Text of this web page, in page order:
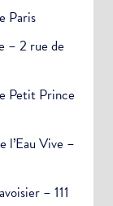
Paris
– 2 rue de
Petit Prince
l’Eau Vive –
– 111